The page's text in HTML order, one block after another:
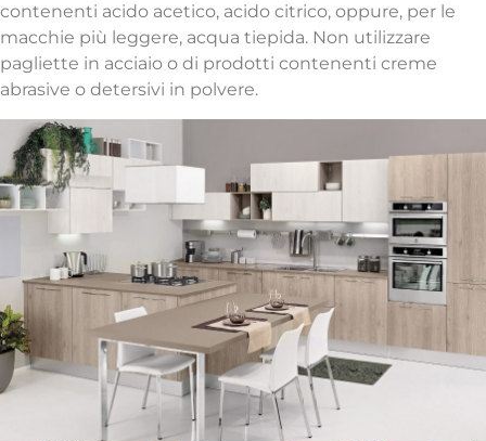
contenenti acido acetico, acido citrico, oppure, per le
macchie più leggere, acqua tiepida. Non utilizzare
pagliette in acciaio o di prodotti contenenti creme
abrasive o detersivi in polvere.